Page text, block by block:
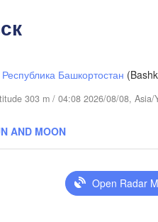
Республика Башкортостан
303 m / 04:08 2026/08/08, Asia/
AND MOON
Open Radar
Ханты-Мансийск
Mansiysk)